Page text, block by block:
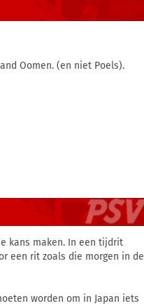
Oomen. (en niet Poels).
kans maken. In een tijdrit
een rit zoals die morgen in de
worden om in Japan iets